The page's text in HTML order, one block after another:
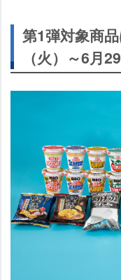
第1弾対象商
（火）～6月